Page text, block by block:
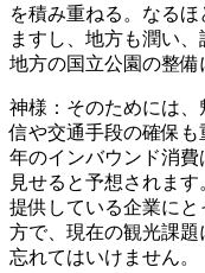
を積み重ねる。なる
ますし、地方も潤い
地方の国立公園の整備
神様： そのためには、
信や交通手段の確保も
年のインバウンド消
見せると予想されま
提供している企業に
方で、現在の観光課
忘れてはいけません。